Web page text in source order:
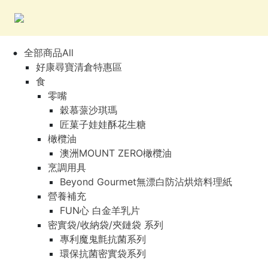
全部商品All
好康尋寶清倉特惠區
食
零嘴
穀慕蒎沙琪瑪
匠菓子娃娃酥花生糖
橄欖油
澳洲MOUNT ZERO橄欖油
烹調用具
Beyond Gourmet無漂白防沾烘焙料理紙
營養補充
FUN心 白金羊乳片
密實袋/收納袋/夾鏈袋 系列
專利魔鬼氈抗菌系列
環保抗菌密實袋系列